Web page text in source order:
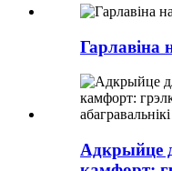
Гарлавіна
Адкрыйце